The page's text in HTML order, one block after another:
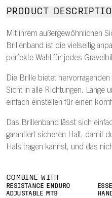
PRODUCT
Mit ihrem außergewöhnlichen
Brillenband ist die vielseitig
perfekte Wahl für jedes
Die Brille bietet
Sicht in alle Richtungen. Länge
einfach einstellen für einen
Das Brillenband lässt sich
garantiert sicheren Halt, damit
Hals tragen kannst, und das
COMBINE WITH
RESISTANCE ENDURO
ADJUSTABLE MTB